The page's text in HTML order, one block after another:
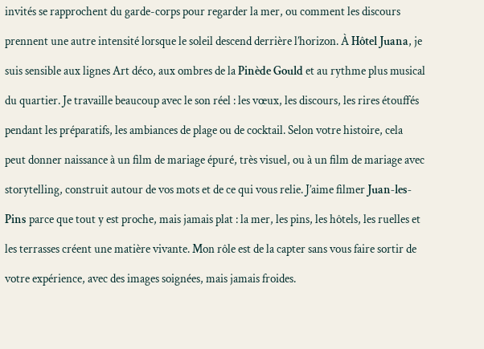
invités se rapprochent du garde-corps pour regarder la mer, ou comment les discours
prennent une autre intensité lorsque le soleil descend derrière l’horizon. ÀHôtel Juana, je
suis sensible aux lignes Art déco, aux ombres de laPinède Gouldet au rythme plus musical
du quartier. Je travaille beaucoup avec le son réel : les vœux, les discours, les rires étouffés
pendant les préparatifs, les ambiances de plage ou de cocktail. Selon votre histoire, cela
peut donner naissance à unfilm de mariageépuré, très visuel, ou à unfilm de mariage avec
storytelling, construit autour de vos mots et de ce qui vous relie. J’aime filmer Juan-les-
Pins parce que tout y est proche, mais jamais plat : la mer, les pins, les hôtels, les ruelles et
les terrasses créent une matière vivante. Mon rôle est de la capter sans vous faire sortir de
votre expérience, avec des images soignées, mais jamais froides.